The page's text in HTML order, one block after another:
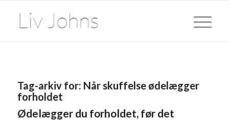
Tag-arkiv for: Når skuffelse ødelægger
forholdet
Ødelægger du forholdet, før det